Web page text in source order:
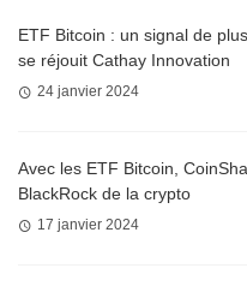
ETF Bitcoin : un signal de
se réjouit Cathay Innovation
24 janvier 2024
Avec les ETF Bitcoin,
BlackRock de la crypto
17 janvier 2024